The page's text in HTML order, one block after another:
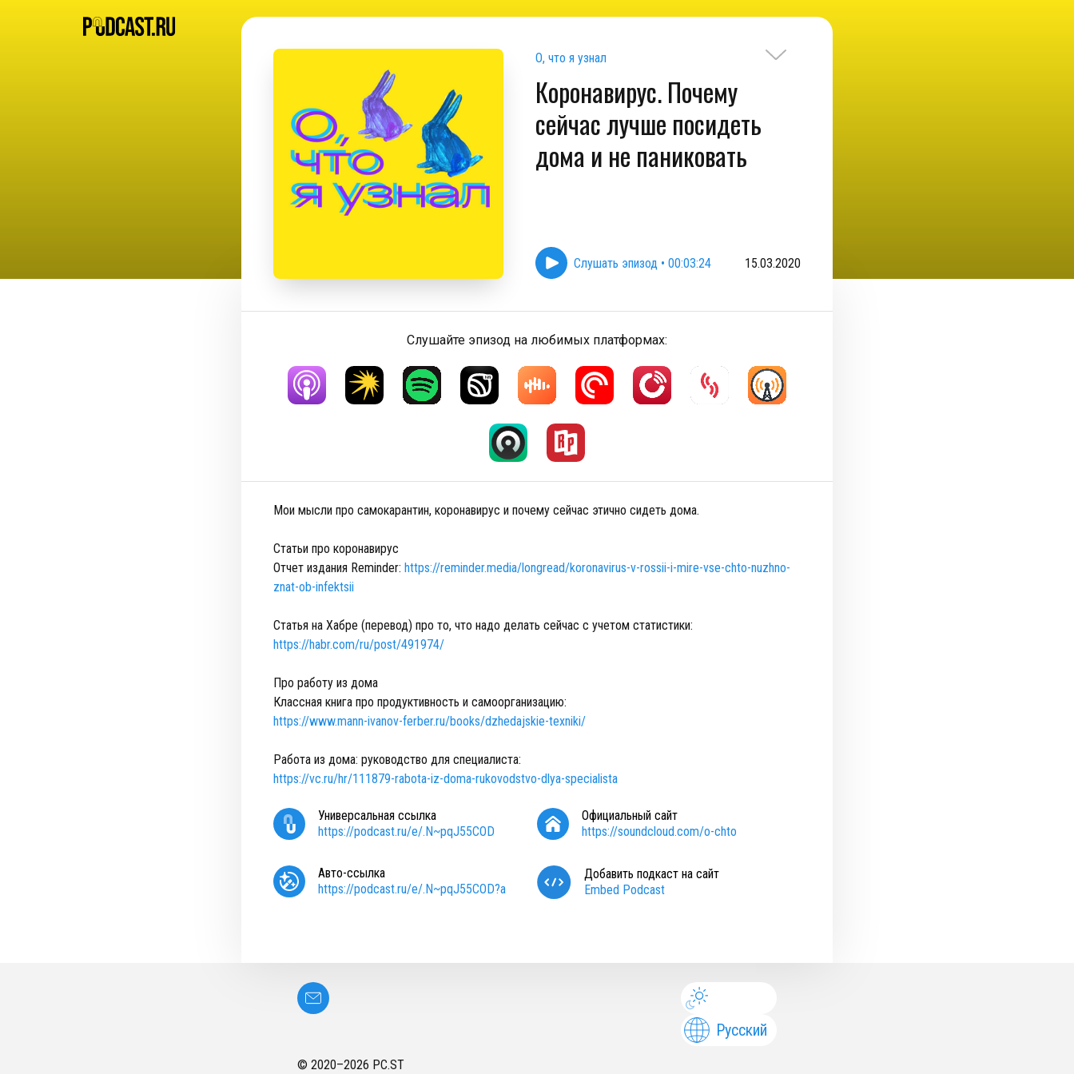
О, что я узнал
Коронавирус. Почему
сейчас лучше посидеть
дома и не паниковать
Слушать эпизод • 00:03:24 15.03.2020
Слушайте эпизод на любимых платформах:
Мои мысли про самокарантин, коронавирус и почему сейчас этично сидеть дома.
Статьи про коронавирус
Отчет издания Reminder: https://reminder.media/longread/koronavirus-v-rossii-i-mire-vse-chto-nuzhno-
znat-ob-infektsii
Статья на Хабре (перевод) про то, что надо делать сейчас с учетом статистики:
https://habr.com/ru/post/491974/
Про работу из дома
Классная книга про продуктивность и самоорганизацию:
https://www.mann-ivanov-ferber.ru/books/dzhedajskie-texniki/
Работа из дома: руководство для специалиста:
https://vc.ru/hr/111879-rabota-iz-doma-rukovodstvo-dlya-specialista
Универсальная ссылка
https://podcast.ru/e/.N~pqJ55COD
Официальный сайт
https://soundcloud.com/o-chto
Авто-ссылка
https://podcast.ru/e/.N~pqJ55COD?a
Добавить подкаст на сайт
Embed Podcast
Русский
© 2020–2026 PC.ST